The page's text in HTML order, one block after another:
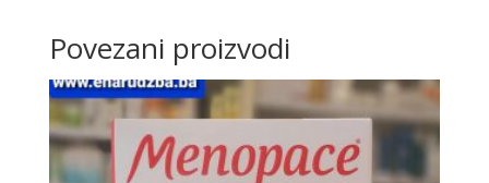
Povezani proizvodi